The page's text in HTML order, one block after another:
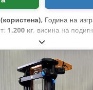
, Година на
1.200 кг, висина на
2.900 мм
, тип на јарбол: